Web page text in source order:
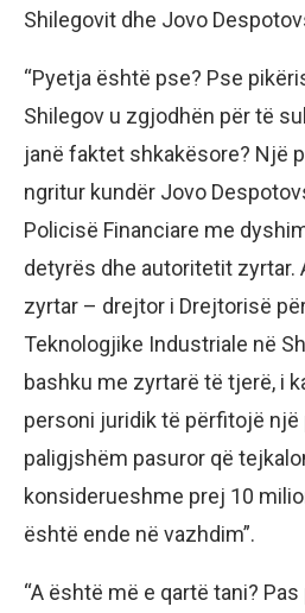
Shilegovit dhe Jovo
“Pyetja është pse? Pse
Shilegov u zgjodhën për të
janë faktet shkakësore? Një
ngritur kundër Jovo
Policisë Financiare me
detyrës dhe autoritetit zyrtar.
zyrtar – drejtor i Drejtorisë
Teknologjike Industriale në
bashku me zyrtarë të tjerë, i
personi juridik të përfitojë
paligjshëm pasuror që
konsiderueshme prej 10
është ende në vazhdim”.
“A është më e qartë tani?